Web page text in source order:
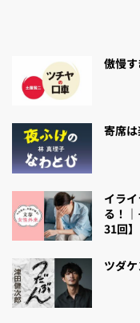
傲慢
寄席
イラ
る！
31回】
ツダケ